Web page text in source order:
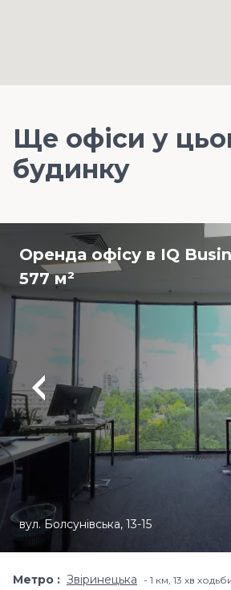
Ще офіси у
будинку
Оренда офісу в IQ
577 м²
вул. Болсунівська, 13-15
Метро Звіринецька 1 км, 13 хв